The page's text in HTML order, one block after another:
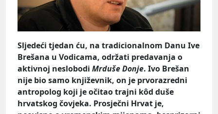
Sljedeći tjedan ću, na tradicionalnom Danu Ive
Brešana u Vodicama, održati predavanja o
aktivnoj neslobodi Mrduše Donje. Ivo Brešan
nije bio samo književnik, on je prvorazredni
antropolog koji je očitao trajni kôd duše
hrvatskog čovjeka. Prosječni Hrvat je,